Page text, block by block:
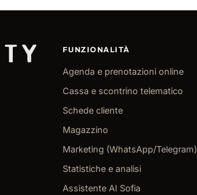
FUNZIONALITÀ
Agenda e prenotazioni online
Cassa e scontrino telematico
Schede cliente
Magazzino
Marketing (WhatsApp/Telegram)
Statistiche e analisi
Assistente AI Sofia